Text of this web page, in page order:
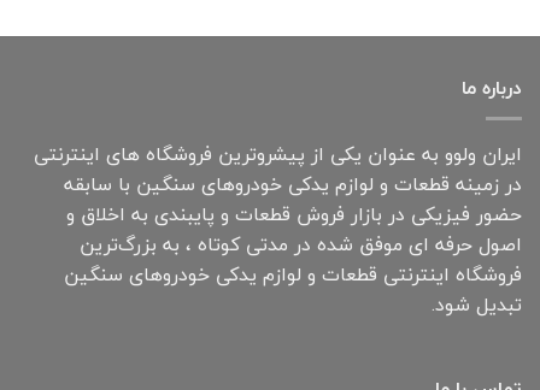
درباره ما
ایران ولوو به عنوان یکی از پیشروترین فروشگاه های اینترنتی
در زمینه قطعات و لوازم یدکی خودروهای سنگین با سابقه
حضور فیزیکی در بازار فروش قطعات و پایبندی به اخلاق و
اصول حرفه ای موفق شده در مدتی کوتاه ، به بزرگ‌ترین
فروشگاه اینترنتی قطعات و لوازم یدکی خودروهای سنگین
تبدیل شود.